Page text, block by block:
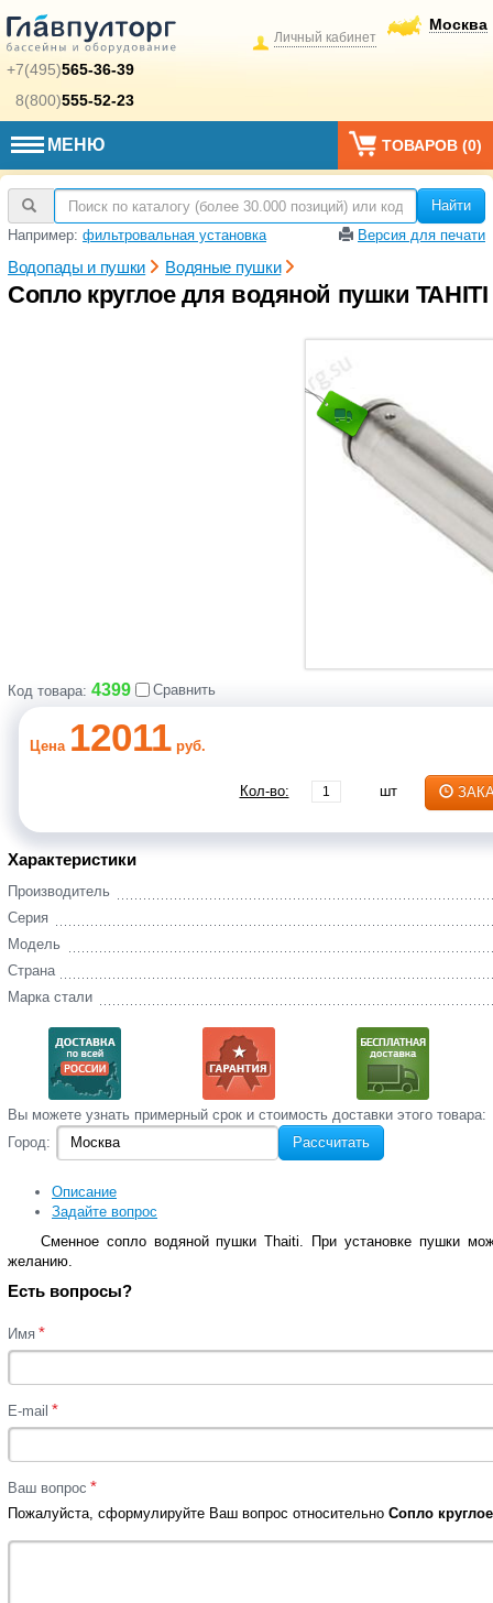
+7(495)565-36-39
8(800)555-52-23
Москва
Личный кабинет
МЕНЮ ТОВАРОВ (0)
Найти
Например: фильтровальная установка Версия для печати
Водопады и пушки Водяные пушки
Сопло круглое для водяной пушки TAHITI
Код товара: 4399 Сравнить
Цена 12011 руб.
Кол-во: шт
Характеристики
Производитель
Серия
Модель
Страна
Марка стали
Вы‌ можете‌ узнать‌ примерный срок и стоимость‌ доставки этого товара:
Город:
Рассчитать
Описание
Задайте вопрос
Сменное сопло водяной пушки Thaiti. При установке пушки
желанию.
Есть вопросы?
Имя *
E-mail *
Ваш вопрос *
Пожалуйста, сформулируйте Ваш вопрос относительно Сопло